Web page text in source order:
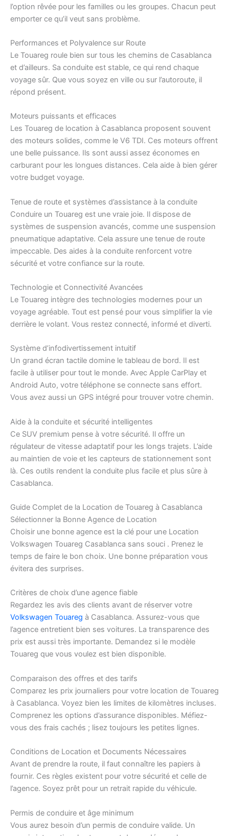
l’option rêvée pour les familles ou les groupes. Chacun peut
emporter ce qu’il veut sans problème.
Performances et Polyvalence sur Route
Le Touareg roule bien sur tous les chemins de Casablanca
et d’ailleurs. Sa conduite est stable, ce qui rend chaque
voyage sûr. Que vous soyez en ville ou sur l’autoroute, il
répond présent.
Moteurs puissants et efficaces
Les Touareg de location à Casablanca proposent souvent
des moteurs solides, comme le V6 TDI. Ces moteurs offrent
une belle puissance. Ils sont aussi assez économes en
carburant pour les longues distances. Cela aide à bien gérer
votre budget voyage.
Tenue de route et systèmes d’assistance à la conduite
Conduire un Touareg est une vraie joie. Il dispose de
systèmes de suspension avancés, comme une suspension
pneumatique adaptative. Cela assure une tenue de route
impeccable. Des aides à la conduite renforcent votre
sécurité et votre confiance sur la route.
Technologie et Connectivité Avancées
Le Touareg intègre des technologies modernes pour un
voyage agréable. Tout est pensé pour vous simplifier la vie
derrière le volant. Vous restez connecté, informé et diverti.
Système d’infodivertissement intuitif
Un grand écran tactile domine le tableau de bord. Il est
facile à utiliser pour tout le monde. Avec Apple CarPlay et
Android Auto, votre téléphone se connecte sans effort.
Vous avez aussi un GPS intégré pour trouver votre chemin.
Aide à la conduite et sécurité intelligentes
Ce SUV premium pense à votre sécurité. Il offre un
régulateur de vitesse adaptatif pour les longs trajets. L’aide
au maintien de voie et les capteurs de stationnement sont
là. Ces outils rendent la conduite plus facile et plus sûre à
Casablanca.
Guide Complet de la Location de Touareg à Casablanca
Sélectionner la Bonne Agence de Location
Choisir une bonne agence est la clé pour une Location
Volkswagen Touareg Casablanca sans souci . Prenez le
temps de faire le bon choix. Une bonne préparation vous
évitera des surprises.
Critères de choix d’une agence fiable
Regardez les avis des clients avant de réserver votre
Volkswagen Touareg à Casablanca. Assurez-vous que
l’agence entretient bien ses voitures. La transparence des
prix est aussi très importante. Demandez si le modèle
Touareg que vous voulez est bien disponible.
Comparaison des offres et des tarifs
Comparez les prix journaliers pour votre location de Touareg
à Casablanca. Voyez bien les limites de kilomètres incluses.
Comprenez les options d’assurance disponibles. Méfiez-
vous des frais cachés ; lisez toujours les petites lignes.
Conditions de Location et Documents Nécessaires
Avant de prendre la route, il faut connaître les papiers à
fournir. Ces règles existent pour votre sécurité et celle de
l’agence. Soyez prêt pour un retrait rapide du véhicule.
Permis de conduire et âge minimum
Vous aurez besoin d’un permis de conduire valide. Un